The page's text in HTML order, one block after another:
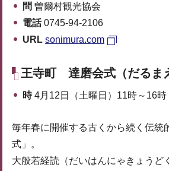
問 曽爾村観光協会
電話0745-94-2106
URL sonimura.com
王寺町 達磨会式（だるま
時4月12日（土曜日）11時～16時
毎年春に開催する古くから続く伝統
式」。
大般若経読（だいはんにゃきょうど